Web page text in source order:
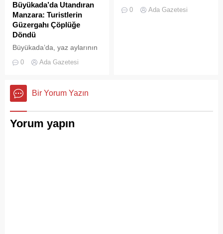
Büyükada’da Utandıran
Manzara: Turistlerin
Güzergahı Çöplüğe
Döndü
Büyükada’da, yaz aylarının
ziyaretçi yoğunluğu, temizlik
hizmetlerindeki aksaklıkları
bir kez daha gözler önüne
0 Ada Gazetesi
sayesinde büyümeden ve
0 Ada Gazetesi
Bir Yorum Yazın
Yorum yapın